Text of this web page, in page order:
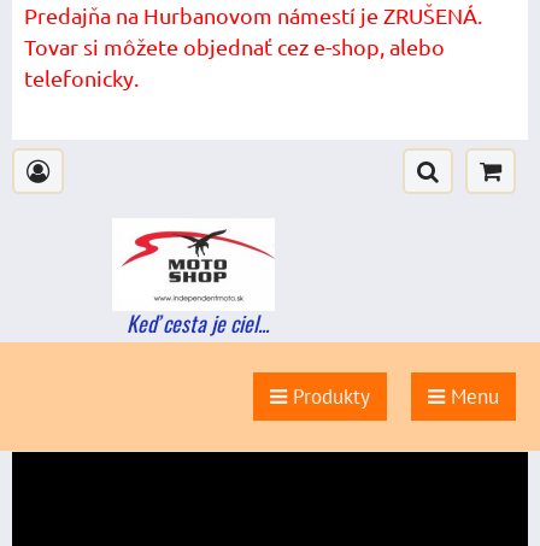
Predajňa na Hurbanovom námestí je ZRUŠENÁ.
Tovar si môžete objednať cez e-shop, alebo
telefonicky.
Keď cesta je ciel...
Produkty Menu